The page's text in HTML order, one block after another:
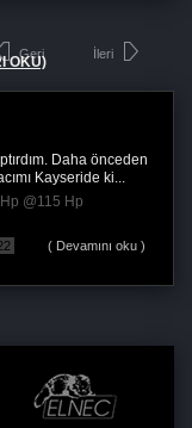
OKU)
Geri
Daha önceden
Kayseride ki...
@115 Hp
( Devamını oku )
İleri